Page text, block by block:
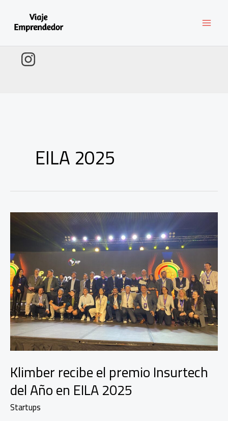
contenido
EILA 2025
Klimber recibe el premio Insurtech
del Año en EILA 2025
Startups